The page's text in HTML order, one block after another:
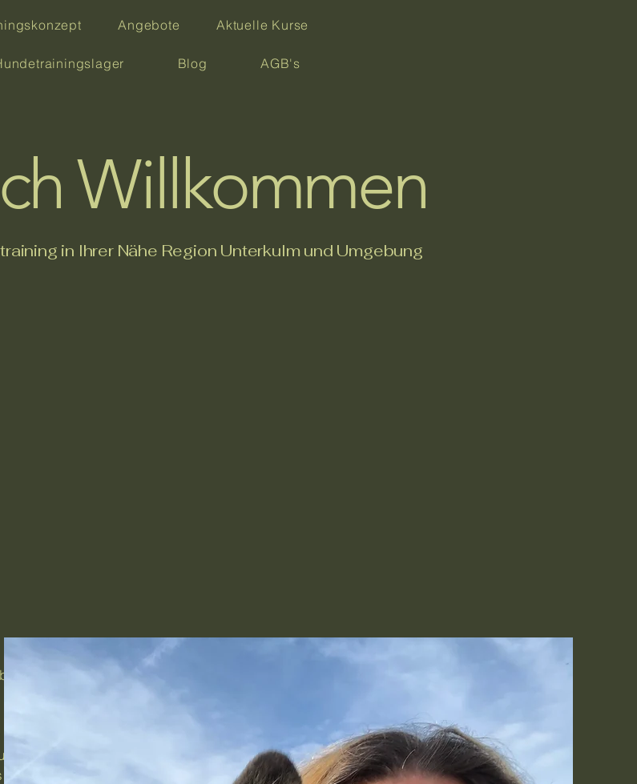
Angebote Aktuelle Kurse
Blog AGB's
Willkommen
in Ihrer Nähe Region Unterkulm und Umgebung